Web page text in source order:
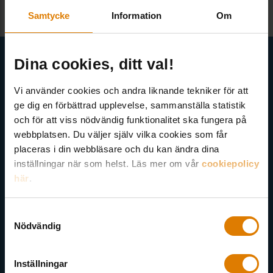
Samtycke Information Om
Dina cookies, ditt val!
Vi använder cookies och andra liknande tekniker för att
ge dig en förbättrad upplevelse, sammanställa statistik
och för att viss nödvändig funktionalitet ska fungera på
webbplatsen. Du väljer själv vilka cookies som får
placeras i din webbläsare och du kan ändra dina
inställningar när som helst. Läs mer om vår cookiepolicy
här.
Nödvändig
Inställningar
Få senaste nytt direkt i din inkorg
utskick. Nyheter från Sveriges Allmännytta, Allmännyttan
Akademi, Allmännyttans Klimatinitiativ och för dig som är
medlem finns även nyhetsbrev inom olika ämnen.